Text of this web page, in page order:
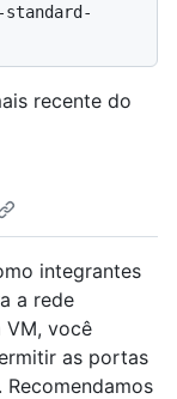
recente do
integrantes
a rede
VM, você
as portas